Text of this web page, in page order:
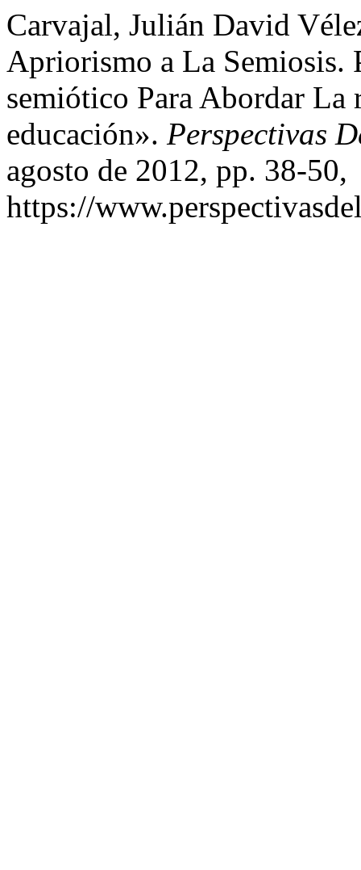
Carvajal, Julián David
Apriorismo a La Semiosis.
semiótico Para Abordar
educación». Perspectivas
agosto de 2012, pp. 38-50,
https://